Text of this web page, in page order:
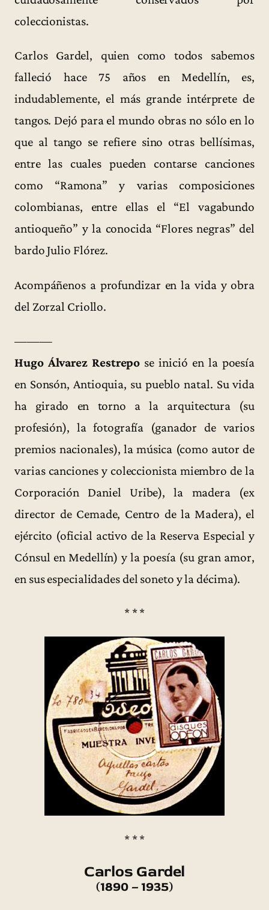
coleccionistas.
Carlos Gardel, quien como todos sabemos
falleció hace 75 años en Medellín, es,
indudablemente, el más grande intérprete de
tangos. Dejó para el mundo obras no sólo en lo
que al tango se refiere sino otras bellísimas,
entre las cuales pueden contarse canciones
como “Ramona” y varias composiciones
colombianas, entre ellas el “El vagabundo
antioqueño” y la conocida “Flores negras” del
bardo Julio Flórez.
Acompáñenos a profundizar en la vida y obra
del Zorzal Criollo.
———
Hugo Álvarez Restrepo se inició en la poesía
en Sonsón, Antioquia, su pueblo natal. Su vida
ha girado en torno a la arquitectura (su
profesión), la fotografía (ganador de varios
premios nacionales), la música (como autor de
varias canciones y coleccionista miembro de la
Corporación Daniel Uribe), la madera (ex
director de Cemade, Centro de la Madera), el
ejército (oficial activo de la Reserva Especial y
Cónsul en Medellín) y la poesía (su gran amor,
en sus especialidades del soneto y la décima).
* * *
* * *
Carlos Gardel
(1890 – 1935)